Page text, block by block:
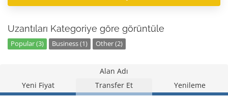
Uzantıları Kategoriye göre görüntüle
Popular (3) Business (1) Other (2)
Alan Adı
Yeni Fiyat
Transfer Et Yenileme